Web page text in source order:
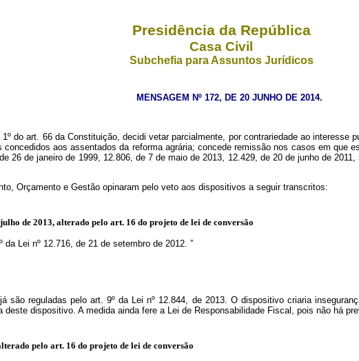
Presidência da República
Casa Civil
Subchefia para Assuntos Jurídicos
MENSAGEM Nº 172, DE 20 JUNHO DE 2014.
do art. 66 da Constituição, decidi vetar parcialmente, por contrariedade ao interesse
concedidos aos assentados da reforma agrária; concede remissão nos casos em que
26 de janeiro de 1999, 12.806, de 7 de maio de 2013, 12.429, de 20 de junho de
Orçamento e Gestão opinaram pelo veto aos dispositivos a seguir transcritos:
de 2013, alterado pelo art. 16 do projeto de lei de conversão
Lei nº 12.716, de 21 de setembro de 2012. ”
são reguladas pelo art. 9º da Lei nº 12.844, de 2013. O dispositivo criaria
dispositivo. A medida ainda fere a Lei de Responsabilidade Fiscal, pois não há
pelo art. 16 do projeto de lei de conversão